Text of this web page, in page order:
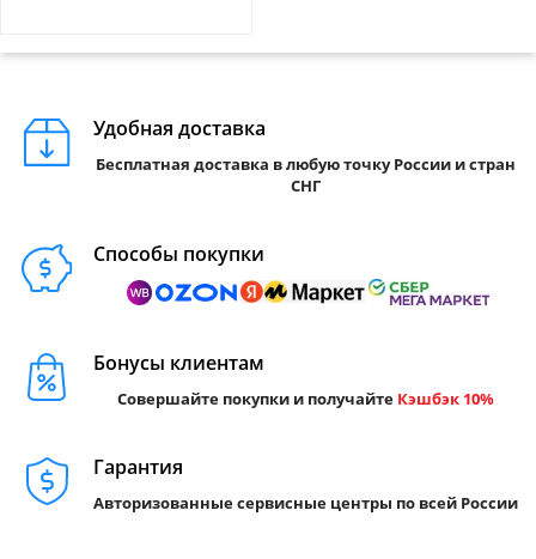
Удобная доставка
Бесплатная доставка в любую точку России и стран
СНГ
Способы покупки
Бонусы клиентам
Совершайте покупки и получайте Кэшбэк 10%
Гарантия
Авторизованные сервисные центры по всей России